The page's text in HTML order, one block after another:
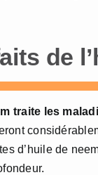
de
traite les
d’huile de